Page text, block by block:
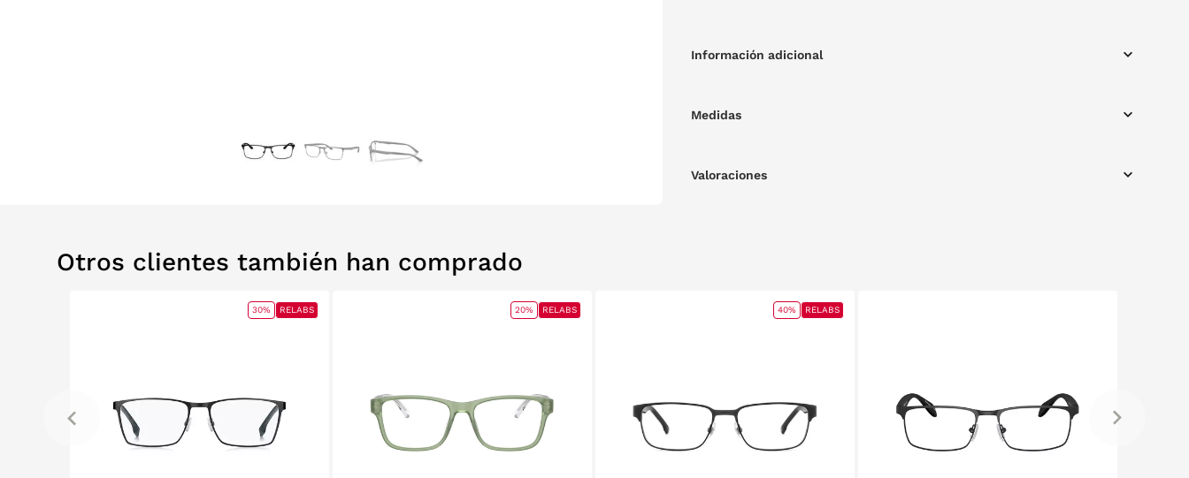
Información adicional
Medidas
Valoraciones
Otros clientes también han comprado
30% RELABS 20% RELABS 40% RELABS